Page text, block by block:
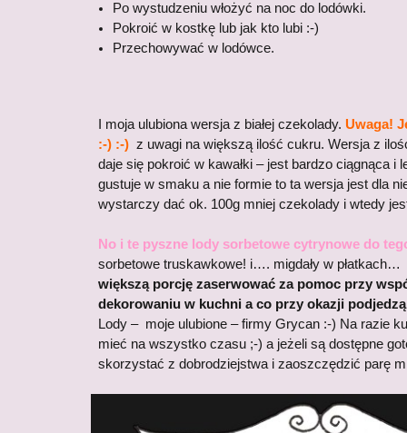
Po wystudzeniu włożyć na noc do lodówki.
Pokroić w kostkę lub jak kto lubi :-)
Przechowywać w lodówce.
I moja ulubiona wersja z białej czekolady. Uwaga!
:-) :-) z uwagi na większą ilość cukru. Wersja z
daje się pokroić w kawałki – jest bardzo ciągnąca i
gustuje w smaku a nie formie to ta wersja jest dla
wystarczy dać ok. 100g mniej czekolady i wtedy
No i te pyszne lody sorbetowe cytrynowe do
sorbetowe truskawkowe! i…. migdały w płatkach…
większą porcję zaserwować za pomoc przy
dekorowaniu w kuchni a co przy okazji
Lody – moje ulubione – firmy Grycan :-) Na razie
mieć na wszystko czasu ;-) a jeżeli są dostępne
skorzystać z dobrodziejstwa i zaoszczędzić parę